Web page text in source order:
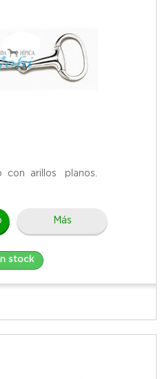
con arillos planos.
Más
stock